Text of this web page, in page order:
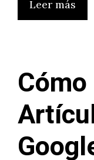
Leer más